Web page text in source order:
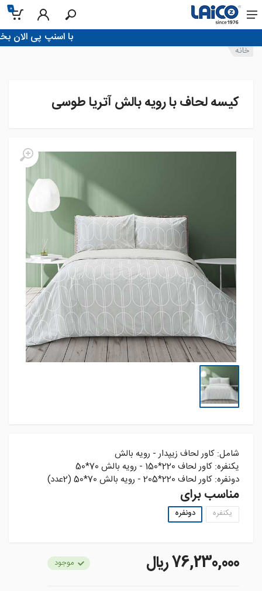
0
!با اسنپ پی الان بخر، تو 4 قسط
خانه
کیسه لحاف با رویه بالش آتریا طوسی
شامل: کاور لحاف زیپدار - رویه بالش
یکنفره: کاور لحاف 220*150 - رویه بالش 70*50
دونفره: کاور لحاف 220*205 - رویه بالش 70*50 (2عدد)
مناسب برای
یکنفره دونفره
76,230,000 ريال موجود